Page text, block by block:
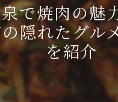
で焼肉の魅
隠れたグル
を紹介